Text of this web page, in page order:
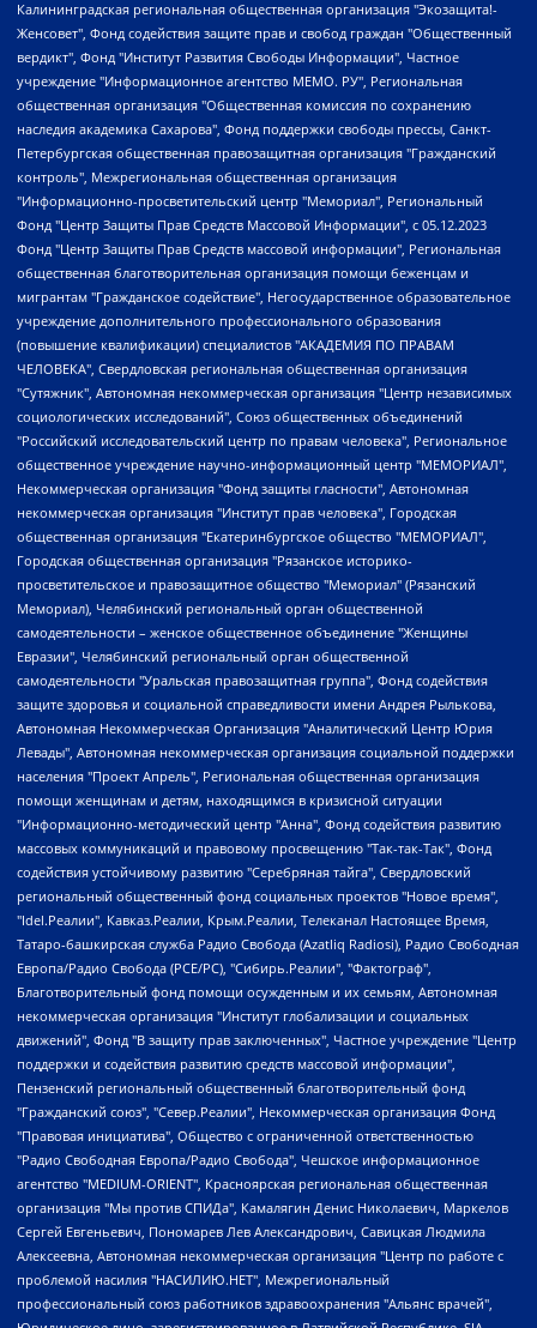
Калининградская региональная общественная организация "Экозащита!-Женсовет", Фонд содействия защите прав и свобод граждан "Общественный вердикт", Фонд "Институт Развития Свободы Информации", Частное учреждение "Информационное агентство МЕМО. РУ", Региональная общественная организация "Общественная комиссия по сохранению наследия академика Сахарова", Фонд поддержки свободы прессы, Санкт-Петербургская общественная правозащитная организация "Гражданский контроль", Межрегиональная общественная организация "Информационно-просветительский центр "Мемориал", Региональный Фонд "Центр Защиты Прав Средств Массовой Информации", с 05.12.2023 Фонд "Центр Защиты Прав Средств массовой информации", Региональная общественная благотворительная организация помощи беженцам и мигрантам "Гражданское содействие", Негосударственное образовательное учреждение дополнительного профессионального образования (повышение квалификации) специалистов "АКАДЕМИЯ ПО ПРАВАМ ЧЕЛОВЕКА", Свердловская региональная общественная организация "Сутяжник", Автономная некоммерческая организация "Центр независимых социологических исследований", Союз общественных объединений "Российский исследовательский центр по правам человека", Региональное общественное учреждение научно-информационный центр "МЕМОРИАЛ", Некоммерческая организация "Фонд защиты гласности", Автономная некоммерческая организация "Институт прав человека", Городская общественная организация "Екатеринбургское общество "МЕМОРИАЛ", Городская общественная организация "Рязанское историко-просветительское и правозащитное общество "Мемориал" (Рязанский Мемориал), Челябинский региональный орган общественной самодеятельности – женское общественное объединение "Женщины Евразии", Челябинский региональный орган общественной самодеятельности "Уральская правозащитная группа", Фонд содействия защите здоровья и социальной справедливости имени Андрея Рылькова, Автономная Некоммерческая Организация "Аналитический Центр Юрия Левады", Автономная некоммерческая организация социальной поддержки населения "Проект Апрель", Региональная общественная организация помощи женщинам и детям, находящимся в кризисной ситуации "Информационно-методический центр "Анна", Фонд содействия развитию массовых коммуникаций и правовому просвещению "Так-так-Так", Фонд содействия устойчивому развитию "Серебряная тайга", Свердловский региональный общественный фонд социальных проектов "Новое время", "Idel.Реалии", Кавказ.Реалии, Крым.Реалии, Телеканал Настоящее Время, Татаро-башкирская служба Радио Свобода (Azatliq Radiosi), Радио Свободная Европа/Радио Свобода (PCE/PC), "Сибирь.Реалии", "Фактограф", Благотворительный фонд помощи осужденным и их семьям, Автономная некоммерческая организация "Институт глобализации и социальных движений", Фонд "В защиту прав заключенных", Частное учреждение "Центр поддержки и содействия развитию средств массовой информации", Пензенский региональный общественный благотворительный фонд "Гражданский союз", "Север.Реалии", Некоммерческая организация Фонд "Правовая инициатива", Общество с ограниченной ответственностью "Радио Свободная Европа/Радио Свобода", Чешское информационное агентство "MEDIUM-ORIENT", Красноярская региональная общественная организация "Мы против СПИДа", Камалягин Денис Николаевич, Маркелов Сергей Евгеньевич, Пономарев Лев Александрович, Савицкая Людмила Алексеевна, Автономная некоммерческая организация "Центр по работе с проблемой насилия "НАСИЛИЮ.НЕТ", Межрегиональный профессиональный союз работников здравоохранения "Альянс врачей", Юридическое лицо, зарегистрированное в Латвийской Республике, SIA "Medusa Project" (регистрационный номер 40103797863, дата регистрации 10.06.2014), Некоммерческая организация "Фонд по борьбе с коррупцией", Автономная некоммерческая организация "Институт права и публичной политики", Баданин Роман Сергеевич, Гликин Максим Александрович, Железнова Мария Михайловна, Лукьянова Юлия Сергеевна, Маетная Елизавета Витальевна, Маняхин Петр Борисович, Чуракова Ольга Владимировна, Ярош Юлия Петровна, Юридическое лицо "The Insider SIA", зарегистрированное в Риге, Латвийская Республика (дата регистрации 26.06.2015), являющееся администратором доменного имени интернет-издания "The Insider SIA", https://theins.ru, Постернак Алексей Евгеньевич, Рубин Михаил Аркадьевич, Анин Роман Александрович, Юридическое лицо Istories fonds, зарегистрированное в Латвийской Республике (регистрационный номер 50008295751, дата регистрации 24.02.2020), Великовский Дмитрий Александрович, Долинина Ирина Николаевна, Мароховская Алеся Алексеевна, Шлейнов Роман Юрьевич, Шмагун Олеся Валентиновна, Общество с ограниченной ответственностью "Альтаир 2021", Общество с ограниченной ответственностью "Вега 2021", Общество с ограниченной ответственностью "Главный редактор 2021", Общество с ограниченной ответственностью "Ромашки монолит", Важенков Артем Валерьевич, Ивановская областная общественная организация "Центр гендерных исследований", Гурман Юрий Альбертович, Медиапроект "ОВД-Инфо", Егоров Владимир Владимирович, Жилинский Владимир Александрович, Общество с ограниченной ответственностью "ЗП", Иванова София Юрьевна, Карезина Инна Павловна, Кильтау Екатерина Викторовна, Петров Алексей Викторович, Пискунов Сергей Евгеньевич, Смирнов Сергей Сергеевич, Тихонов Михаил Сергеевич, Общество с ограниченной ответственностью "ЖУРНАЛИСТ-ИНОСТРАННЫЙ АГЕНТ", Арапова Галина Юрьевна, Вольтская Татьяна Анатольевна, Американская компания "Mason G.E.S. Anonymous Foundation" (США), являющаяся владельцем интернет-издания https://mnews.world/, Компания "Stichting Bellingcat", зарегистрированная в Нидерландах (дата регистрации 11.07.2018), Захаров Андрей Вячеславович, Клепиковская Екатерина Дмитриевна, Общество с ограниченной ответственностью "МЕМО", Перл Роман Александрович, Симонов Евгений Алексеевич, Соловьева Елена Анатольевна, Сотников Даниил Владимирович, Сурначева Елизавета Дмитриевна, Автономная некоммерческая организация по защите прав человека и информированию населения "Якутия – Наше Мнение", Общество с ограниченной ответственностью "Москоу диджитал медиа", с 26.01.2023 Общество с ограниченной ответственностью "Чайка Белые сады", Ветошкина Валерия Валерьевна, Заговора Максим Александрович, Межрегиональное общественное движение "Российская ЛГБТ - сеть", Оленичев Максим Владимирович, Павлов Иван Юрьевич, Скворцова Елена Сергеевна, Общество с ограниченной ответственностью "Как бы инагент", Кочетков Игорь Викторович, Общество с ограниченной ответственностью "Честные выборы", Еланчик Олег Александрович, Общество с ограниченной ответственностью "Нобелевский призыв", Гималова Регина Эмилевна, Григорьев Андрей Валерьевич, Григорьева Алина Александровна, Ассоциация по содействию защите прав призывников, альтернативнослужащих и военнослужащих "Правозащитная группа "Гражданин.Армия.Право", Хисамова Регина Фаритовна, Автономная некоммерческая организация по реализации социально-правовых программ "Лилит", Дальневосточное общественное движение "Маяк", Санкт-Петербургская ЛГБТ-инициативная группа "Выход", Инициативная группа ЛГБТ+ "Реверс", Алексеев Андрей Викторович, Бекбулатова Таисия Львовна, Беляев Иван Михайлович, Владыкина Елена Сергеевна, Гельман Марат Александрович, Никульшина Вероника Юрьевна, Толоконникова Надежда Андреевна, Шендерович Виктор Анатольевич, Общество с ограниченной ответственностью "Данное сообщение", Общество с ограниченной ответственностью Издательский дом "Новая глава", Айнбиндер Александра Александровна, Московский комьюнити-центр для ЛГБТ+инициатив, Благотворительный фонд развития филантропии, Deutsche Welle (Германия, Kurt-Schumacher-Strasse 3, 53113 Bonn), Борзунова Мария Михайловна, Воробьев Виктор Викторович, Голубева Анна Львовна, Константинова Алла Михайловна, Малкова Ирина Владимировна, Мурадов Мурад Абдулгалимович, Осетинская Елизавета Николаевна, Понасенков Евгений Николаевич, Ганапольский Матвей Юрьевич, Киселев Евгений Алексеевич, Борухович Ирина Григорьевна, Дремин Иван Тимофеевич, Дубровский Дмитрий Викторович, Красноярская региональная общественная организация поддержки и развития альтернативных образовательных технологий и межкультурных коммуникаций "ИНТЕРРА", Маяковская Екатерина Алексеевна, Фейгин Марк Захарович, Филимонов Андрей Викторович, Дзугкоева Регина Николаевна, Доброхотов Роман Александрович, Дудь Юрий Александрович, Елкин Сергей Владимирович, Кругликов Кирилл Игоревич, Сабунаева Мария Леонидовна, Семенов Алексей Владимирович, Шаинян Карен Багратович, Шульман Екатерина Михайловна, Асафьев Артур Валерьевич, Вахштайн Виктор Семенович, Венедиктов Алексей Алексеевич, Лушникова Екатерина Евгеньевна, Волков Леонид Михайлович, Невзоров Александр Глебович, Пархоменко Сергей Борисович, Сироткин Ярослав Николаевич, Кара-Мурза Владимир Владимирович, Баранова Наталья Владимировна, Гозман Леонид Яковлевич, Кагарлицкий Борис Юльевич, Климарев Михаил Валерьевич, Милов Владимир Станиславович, Автономная некоммерческая организация Краснодарский центр современного искусства "Типография", Моргенштерн Алишер Тагирович, Соболь Любовь Эдуардовна, Общество с ограниченной ответственностью "ЛИЗА НОРМ", Каспаров Гарри Кимович, Ходорковский Михаил Борисович, Общество с ограниченной ответственностью "Апрельские тезисы", Данилович Ирина Брониславовна, Кашин Олег Владимирович, Петров Николай Владимирович, Пивоваров Алексей Владимирович, Соколов Михаил Владимирович, Цветкова Юлия Владимировна, Чичваркин Евгений Александрович, Комитет против пыток/Команда против пыток, Общество с ограниченной ответственностью "Первый научный", Общество с ограниченной ответственностью "Вертолет и ко", Белоцерковская Вероника Борисовна, Кац Максим Евгеньевич, Лазарева Татьяна Юрьевна, Шаведдинов Руслан Табризович, Яшин Илья Валерьевич, Общество с ограниченной ответственностью "Иноагент ААВ", Алешковский Дмитрий Петрович, Альбац Евгения Марковна, Быков Дмитрий Львович, Галямина Юлия Евгеньевна, Лойко Сергей Леонидович, Мартынов Кирилл Константинович, Медведев Сергей Александрович, Крашенинников Федор Геннадиевич, Гордеева Катерина Вл